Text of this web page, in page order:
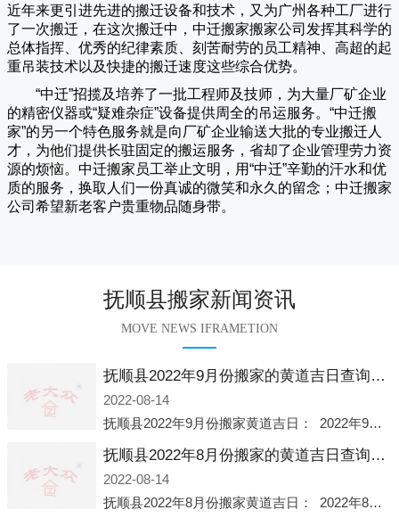
近年来更引进先进的搬迁设备和技术，又为广州各种工厂进行
了一次搬迁，在这次搬迁中， 中迁搬家搬家公司发挥其科学的
总体指挥、优秀的纪律素质、刻苦耐劳的员工精神、高超的起
重吊装技术以及快捷的搬迁速度这些综合优势。
“中迁”招揽及培养了一批工程师及技师，为大量厂矿企业
的精密仪器或“疑难杂症”设备提供周全的吊运服务。“中迁搬
家”的另一个特色服务就是向厂矿企业输送大批的专业搬迁人
才，为他们提供长驻固定的搬运服务，省却了企业管理劳力资
源的烦恼。 中迁搬家员工举止文明，用“中迁”辛勤的汗水和优
质的服务，换取人们一份真诚的微笑和永久的留念； 中迁搬家
公司希望新老客户贵重物品随身带。
抚顺县搬家新闻资讯
MOVE NEWS IFRAMETION
抚顺县2022年9月份搬家的黄道吉日查询大全一览表哪天适合搬家好日子
2022-08-14
抚顺县2022年9月份搬家黄道吉日： 2022年9月6日 「星期二」 农历八月十一2022年9月12日 「星期一」 农历八月十七2022年9月16日 「星期五」 农历八月廿一2022年9月2
抚顺县2022年8月份搬家的黄道吉日查询大全一览表哪天适合搬家好日子
2022-08-14
抚顺县2022年8月份搬家黄道吉日： 2022年8月2日 「星期二」 农历七月初五2022年8月6日 「星期六」 农历七月初九2022年8月8日 「星期一」 农历七月十一2022年8月10日 「